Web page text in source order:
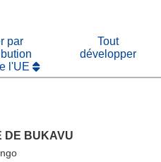
par
l'UE
Tout
développer
DE BUKAVU